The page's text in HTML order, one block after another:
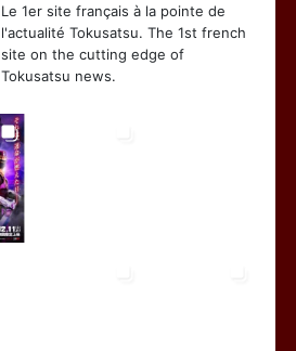
Le 1er site français à la pointe de
l'actualité Tokusatsu. The 1st french
site on the cutting edge of
Tokusatsu news.